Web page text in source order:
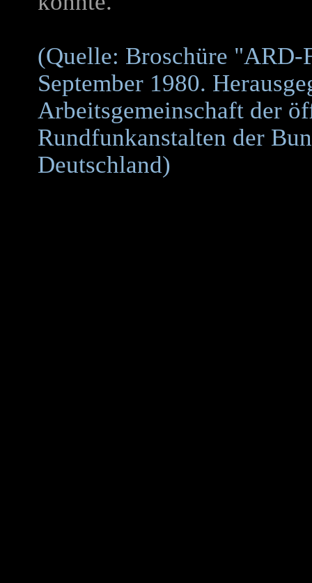
(Quelle: Broschüre "ARD-
September 1980.
Arbeitsgemeinschaft der
Rundfunkanstalten der
Deutschland)